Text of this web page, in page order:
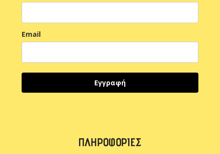
Email
Εγγραφή
ΠΛΗΡΟΦΟΡΊΕΣ